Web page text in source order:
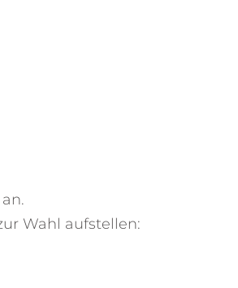
Wahl aufstellen: